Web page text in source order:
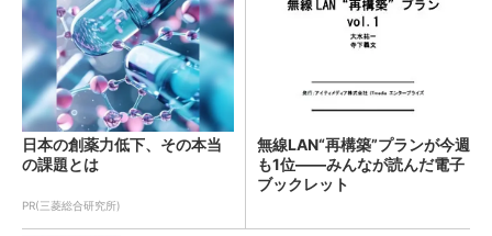
日本の創薬力低下、その本当
の課題とは
PR(三菱総合研究所)
無線LAN“再構築”プランが今週
も1位――みんなが読んだ電子
ブックレット